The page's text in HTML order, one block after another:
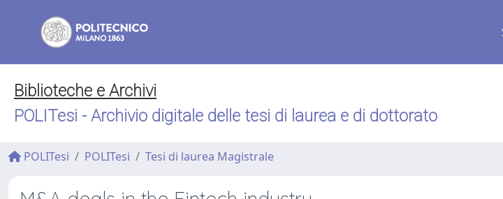
Biblioteche e Archivi
POLITesi - Archivio digitale delle tesi di laurea e di dottorato
POLITesi POLITesi Tesi di laurea Magistrale